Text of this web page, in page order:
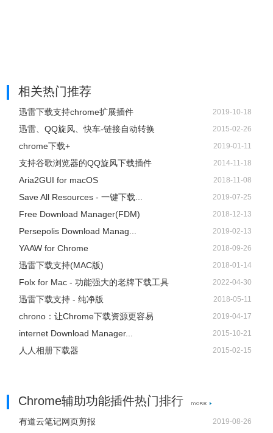
相关热门推荐
迅雷下载支持chrome扩展插件 2019-10-18
迅雷、QQ旋风、快车-链接自动转换 2015-02-26
chrome下载+ 2019-01-11
支持谷歌浏览器的QQ旋风下载插件 2014-11-18
Aria2GUI for macOS 2018-11-08
Save All Resources - 一键下载... 2019-07-25
Free Download Manager(FDM) 2018-12-13
Persepolis Download Manag... 2019-02-13
YAAW for Chrome 2018-09-26
迅雷下载支持(MAC版) 2018-01-14
Folx for Mac - 功能强大的老牌下载工具 2022-04-30
迅雷下载支持 - 纯净版 2018-05-11
chrono：让Chrome下载资源更容易 2019-04-17
internet Download Manager... 2015-10-21
人人相册下载器 2015-02-15
Chrome辅助功能插件热门排行
有道云笔记网页剪报 2019-08-26